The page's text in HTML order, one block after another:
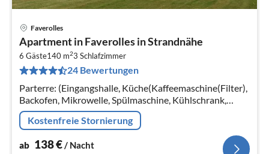
Faverolles
Apartment in Faverolles in Strandnähe
6 Gäste140 m23 Schlafzimmer
24 Bewertungen
Parterre: (Eingangshalle, Küche(Kaffeemaschine(Filter),
Backofen, Mikrowelle, Spülmaschine, Kühlschrank,
Tiefkühlschrank), Wohn/Esszimmer(Doppelschlafcouch,
TV(Flatscreen)
Kostenfreie Stornierung
ab 138€/ Nacht